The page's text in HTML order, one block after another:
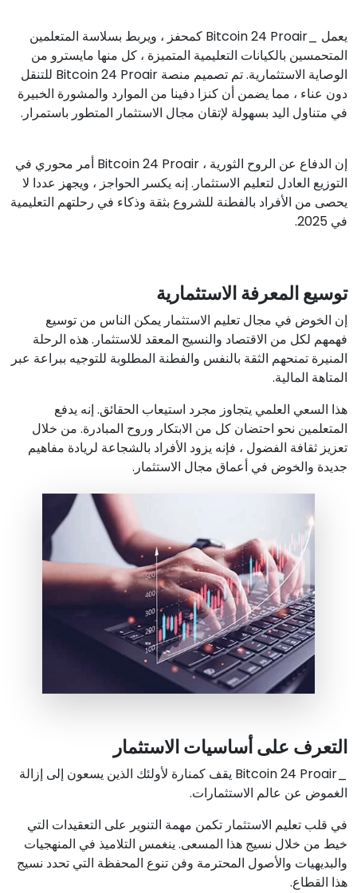
يعمل _Bitcoin 24 Proair كمحفز ، ويربط بسلاسة المتعلمين
المتحمسين بالكيانات التعليمية المتميزة ، كل منها مايسترو من
الوصاية الاستثمارية. تم تصميم منصة Bitcoin 24 Proair للتنقل
دون عناء ، مما يضمن أن كنزا دفينا من الموارد والمشورة الخبيرة
في متناول اليد بسهولة لإتقان مجال الاستثمار المتطور باستمرار.
إن الدفاع عن الروح الثورية ، Bitcoin 24 Proair أمر محوري في
التوزيع العادل لتعليم الاستثمار. إنه يكسر الحواجز ، ويجهز عددا لا
يحصى من الأفراد بالفطنة للشروع بثقة وذكاء في رحلتهم التعليمية
في 2025.
توسيع المعرفة الاستثمارية
إن الخوض في مجال تعليم الاستثمار يمكن الناس من توسيع
فهمهم لكل من الاقتصاد والنسيج المعقد للاستثمار. هذه الرحلة
المنيرة تمنحهم الثقة بالنفس والفطنة المطلوبة للتوجيه ببراعة عبر
المتاهة المالية.
هذا السعي العلمي يتجاوز مجرد استيعاب الحقائق. إنه يدفع
المتعلمين نحو احتضان كل من الابتكار وروح المبادرة. من خلال
تعزيز ثقافة الفضول ، فإنه يزود الأفراد بالشجاعة لريادة مفاهيم
جديدة والخوض في أعماق مجال الاستثمار.
التعرف على أساسيات الاستثمار
_Bitcoin 24 Proair يقف كمنارة لأولئك الذين يسعون إلى إزالة
الغموض عن عالم الاستثمارات.
في قلب تعليم الاستثمار تكمن مهمة التنوير على التعقيدات التي
خيط من خلال نسيج هذا المسعى. ينغمس التلاميذ في المنهجيات
والبديهيات والأصول المحترمة وفن تنوع المحفظة التي تحدد نسيج
هذا القطاع.